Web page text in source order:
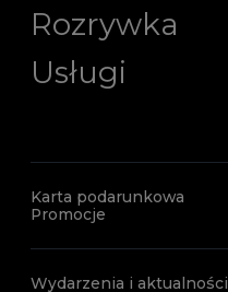
Rozrywka
Usługi
Karta podarunkowa
Promocje
Wydarzenia i aktualności